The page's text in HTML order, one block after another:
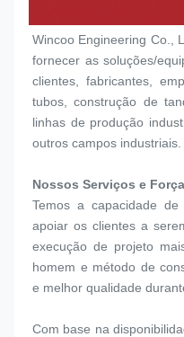
Wincoo Engineering Co.,
fornecer as soluções/
clientes, fabricantes,
tubos, construção de
linhas de produção
outros campos industriais.
Nossos Serviços e Força
Temos a capacidade
apoiar os clientes a
execução de projeto
homem e método de
e melhor qualidade
Com base na